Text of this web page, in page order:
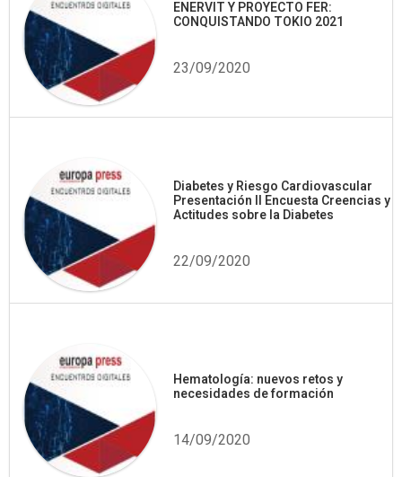
ENERVIT Y PROYECTO FER:
CONQUISTANDO TOKIO 2021
23/09/2020
Diabetes y Riesgo Cardiovascular
Presentación II Encuesta Creencias y
Actitudes sobre la Diabetes
22/09/2020
Hematología: nuevos retos y
necesidades de formación
14/09/2020